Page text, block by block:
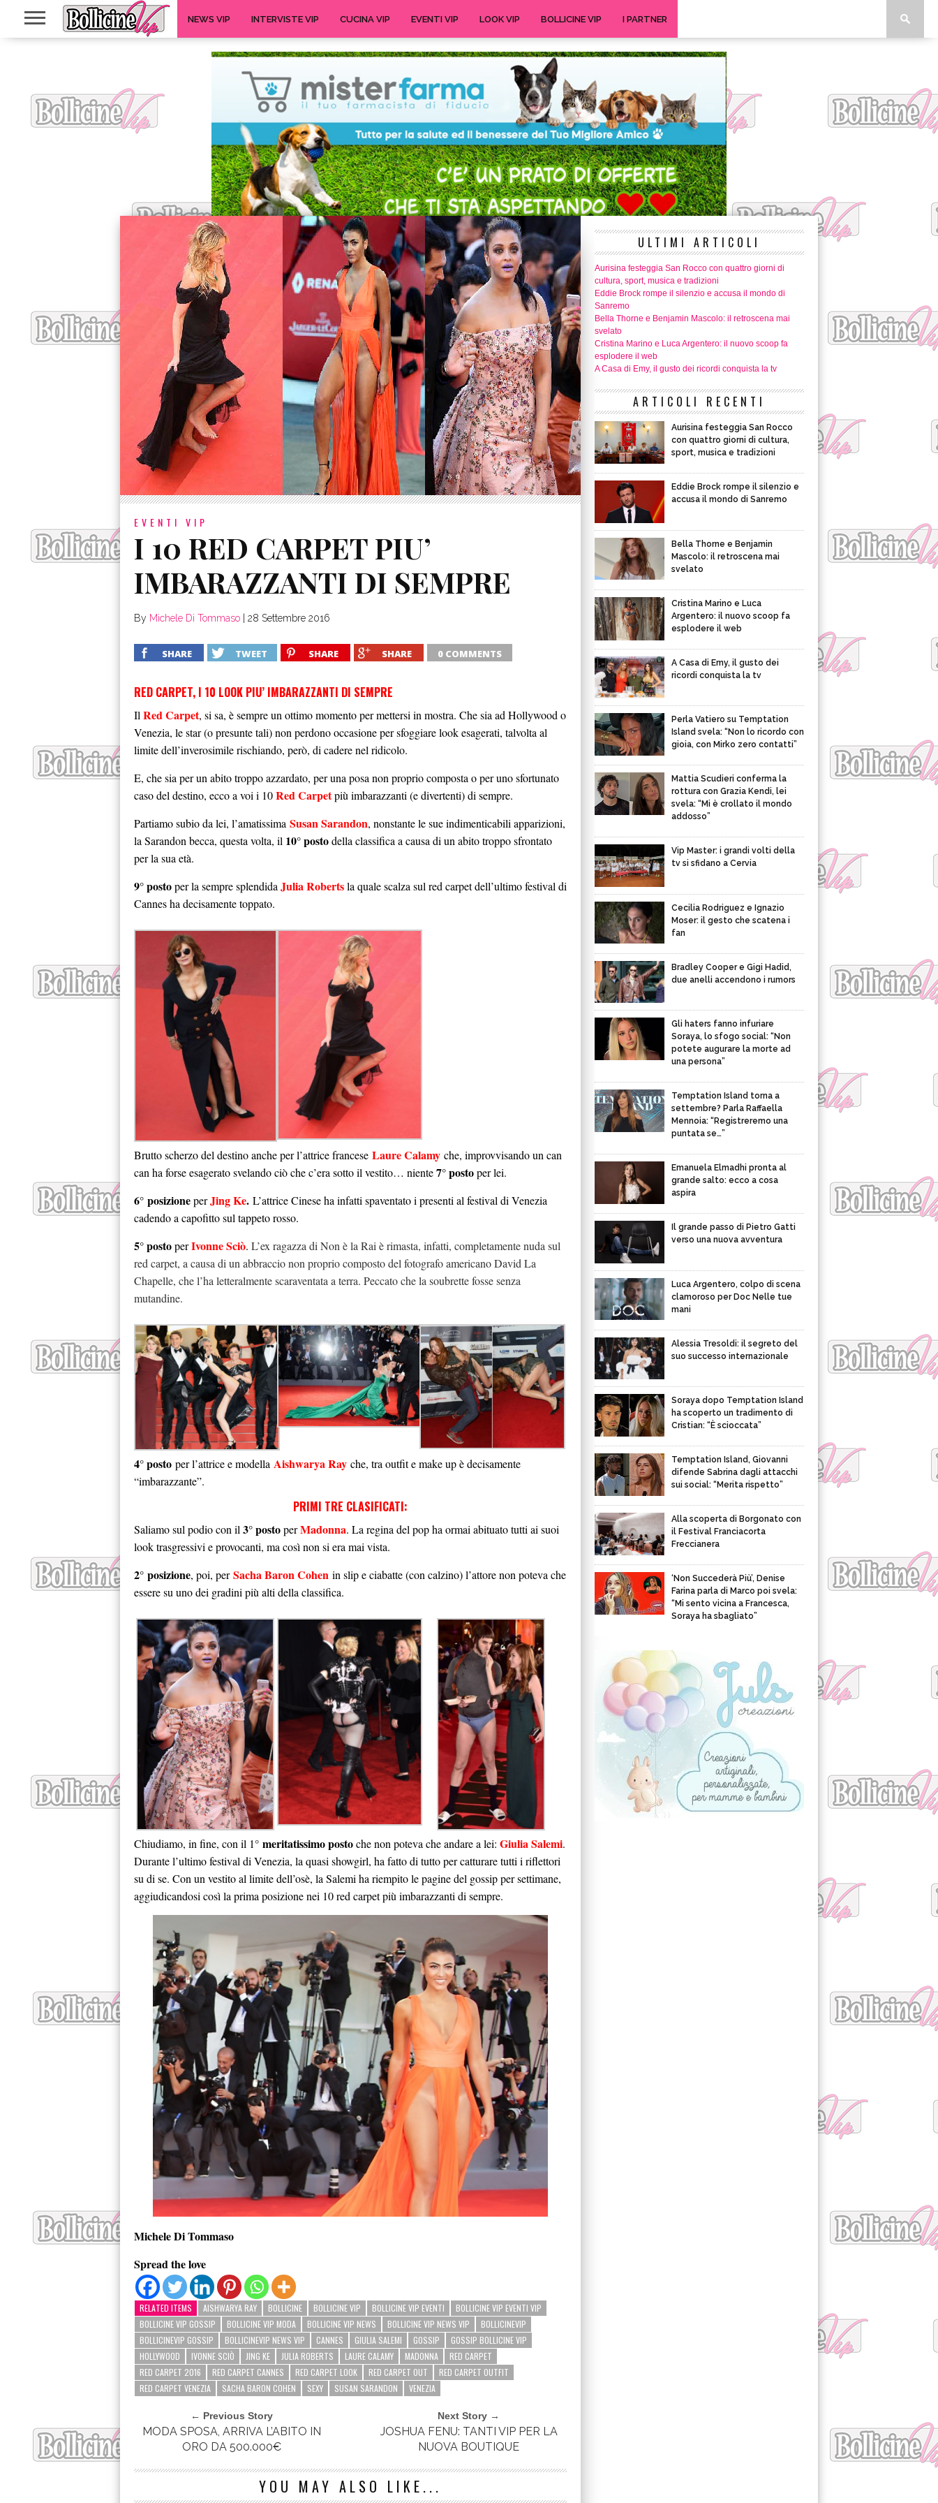
NEWS VIP INTERVISTE VIP CUCINA VIP EVENTI VIP LOOK VIP BOLLICINE VIP I PARTNER
EVENTI VIP
I 10 RED CARPET PIU’
IMBARAZZANTI DI SEMPRE
By Michele Di Tommaso 28 Settembre 2016
SHARE TWEET SHARE SHARE 0 COMMENTS
RED CARPET, I 10 LOOK PIU’ IMBARAZZANTI DI SEMPRE
Il Red Carpet, si sa, è sempre un ottimo momento per mettersi in mostra. Che sia ad Hollywood o
Venezia, le star (o presunte tali) non perdono occasione per sfoggiare look esagerati, talvolta al
limite dell’inverosimile rischiando, però, di cadere nel ridicolo.
E, che sia per un abito troppo azzardato, per una posa non proprio composta o per uno sfortunato
caso del destino, ecco a voi i 10Red Carpetpiù imbarazzanti (e divertenti) di sempre.
Partiamo subio da lei, l’amatissima Susan Sarandon, nonstante le sue indimenticabili apparizioni,
la Sarandon becca, questa volta, il 10° postodella classifica a causa di un abito troppo sfrontato
per la sua età.
9° postoper la sempre splendida Julia Robertsla quale scalza sul red carpet dell’ultimo festival di
Cannes ha decisamente toppato.
Brutto scherzo del destino anche per l’attrice francese Laure Calamy che, improvvisando un can
can ha forse esagerato svelando ciò che c’era sotto il vestito… niente7° postoper lei.
6° posizioneperJing Ke. L’attrice Cinese ha infatti spaventato i presenti al festival di Venezia
cadendo a capofitto sul tappeto rosso.
5° postoperIvonne Sciò. L’ex ragazza di Non è la Rai è rimasta, infatti, completamente nuda sul
red carpet, a causa di un abbraccio non proprio composto del fotografo americano David La
Chapelle, che l’ha letteralmente scaraventata a terra. Peccato che la soubrette fosse senza
mutandine.
4° posto per l’attrice e modella Aishwarya Ray che, tra outfit e make up è decisamente
“imbarazzante”.
PRIMI TRE CLASIFICATI:
Saliamo sul podio con il 3° postoperMadonna. La regina del pop ha ormai abituato tutti ai suoi
look trasgressivi e provocanti, ma così non si era mai vista.
2° posizione, poi, perSacha Baron Cohen in slip e ciabatte (con calzino) l’attore non poteva che
essere su uno dei gradini più alti della classifica.
Chiudiamo, in fine, con il 1° meritatissimo postoche non poteva che andare a lei: Giulia Salemi.
Durante l’ultimo festival di Venezia, la quasi showgirl, ha fatto di tutto per catturare tutti i riflettori
su di se. Con un vestito al limite dell’osè, la Salemi ha riempito le pagine del gossip per settimane,
aggiudicandosi così la prima posizione nei 10 red carpet più imbarazzanti di sempre.
Michele Di Tommaso
Spread the love
RELATED ITEMS AISHWARYA RAY BOLLICINE BOLLICINE VIP BOLLICINE VIP EVENTI
BOLLICINE VIP EVENTI VIP
BOLLICINE VIP GOSSIP
BOLLICINE VIP MODA BOLLICINE VIP NEWS BOLLICINE VIP NEWS VIP
BOLLICINEVIP
BOLLICINEVIP GOSSIP
BOLLICINEVIP NEWS VIP CANNES GIULIA SALEMI GOSSIP
GOSSIP BOLLICINE VIP
HOLLYWOOD
IVONNE SCIÒ JING KE JULIA ROBERTS LAURE CALAMY MADONNA
RED CARPET
RED CARPET 2016
RED CARPET CANNES RED CARPET LOOK RED CARPET OUT
RED CARPET OUTFIT
RED CARPET VENEZIA
SACHA BARON COHEN SEXY SUSAN SARANDON VENEZIA
← Previous Story
MODA SPOSA, ARRIVA L’ABITO IN
ORO DA 500.000€
Next Story →
JOSHUA FENU: TANTI VIP PER LA
NUOVA BOUTIQUE
YOU MAY ALSO LIKE...
ULTIMI ARTICOLI
Aurisina festeggia San Rocco con quattro giorni di
cultura, sport, musica e tradizioni
Eddie Brock rompe il silenzio e accusa il mondo di
Sanremo
Bella Thorne e Benjamin Mascolo: il retroscena mai
svelato
Cristina Marino e Luca Argentero: il nuovo scoop fa
esplodere il web
A Casa di Emy, il gusto dei ricordi conquista la tv
ARTICOLI RECENTI
Aurisina festeggia San Rocco
con quattro giorni di cultura,
sport, musica e tradizioni
Eddie Brock rompe il silenzio e
accusa il mondo di Sanremo
Bella Thorne e Benjamin
Mascolo: il retroscena mai
svelato
Cristina Marino e Luca
Argentero: il nuovo scoop fa
esplodere il web
A Casa di Emy, il gusto dei
ricordi conquista la tv
Perla Vatiero su Temptation
Island svela: “Non lo ricordo con
gioia, con Mirko zero contatti”
Mattia Scudieri conferma la
rottura con Grazia Kendi, lei
svela: “Mi è crollato il mondo
addosso”
Vip Master: i grandi volti della
tv si sfidano a Cervia
Cecilia Rodriguez e Ignazio
Moser: il gesto che scatena i
fan
Bradley Cooper e Gigi Hadid,
due anelli accendono i rumors
Gli haters fanno infuriare
Soraya, lo sfogo social: “Non
potete augurare la morte ad
una persona”
Temptation Island torna a
settembre? Parla Raffaella
Mennoia: “Registreremo una
puntata se…”
Emanuela Elmadhi pronta al
grande salto: ecco a cosa
aspira
Il grande passo di Pietro Gatti
verso una nuova avventura
Luca Argentero, colpo di scena
clamoroso per Doc Nelle tue
mani
Alessia Tresoldi: il segreto del
suo successo internazionale
Soraya dopo Temptation Island
ha scoperto un tradimento di
Cristian: “È scioccata”
Temptation Island, Giovanni
difende Sabrina dagli attacchi
sui social: “Merita rispetto”
Alla scoperta di Borgonato con
il Festival Franciacorta
Freccianera
‘Non Succederà Più’, Denise
Farina parla di Marco poi svela:
“Mi sento vicina a Francesca,
Soraya ha sbagliato”